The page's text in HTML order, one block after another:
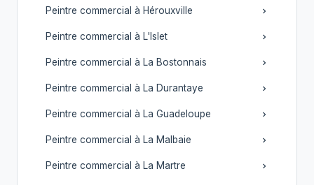
Peintre commercial à Hérouxville
Peintre commercial à L'Islet
Peintre commercial à La Bostonnais
Peintre commercial à La Durantaye
Peintre commercial à La Guadeloupe
Peintre commercial à La Malbaie
Peintre commercial à La Martre